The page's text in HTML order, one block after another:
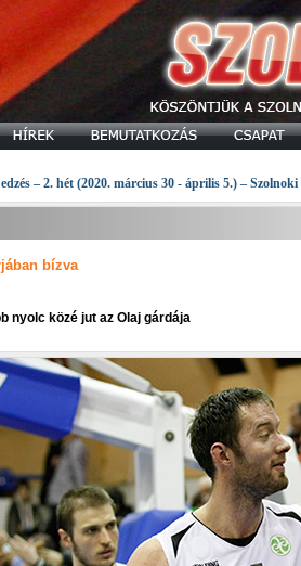
– 2. hét (2020. március 30 - április 5.) –
bízva
nyolc közé jut az Olaj gárdája